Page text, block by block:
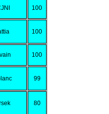
100
100
100
99
80